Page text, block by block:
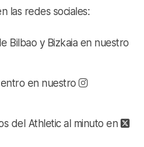
las redes sociales:
Bilbao y Bizkaia en nuestro
en nuestro
del Athletic al minuto en